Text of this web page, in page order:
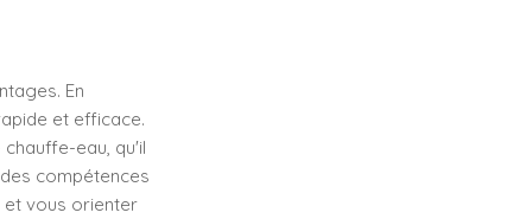
En
et efficace.
eau, qu'il
compétences
et vous orienter